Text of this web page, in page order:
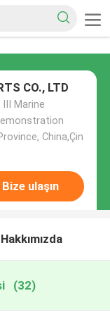
CO., LTD
Marine
China,Çin
Bize ulaşın
Hakkımızda
(32)